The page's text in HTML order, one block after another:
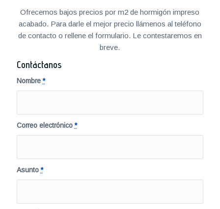
Ofrecemos bajos precios por m2 de hormigón impreso
acabado. Para darle el mejor precio llámenos al teléfono
de contacto o rellene el formulario. Le contestaremos en
breve.
Contáctanos
Nombre*
Correo electrónico*
Asunto*